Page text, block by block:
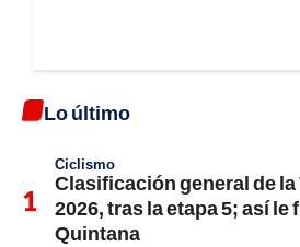
Lo último
Ciclismo
Clasificación general de
2026, tras la etapa 5; así le
Quintana